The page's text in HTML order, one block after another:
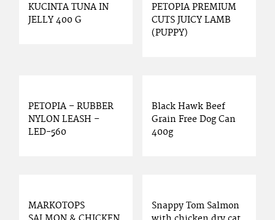
KUCINTA TUNA IN
JELLY 400 G
PETOPIA PREMIUM
CUTS JUICY LAMB
(PUPPY)
PETOPIA – RUBBER
NYLON LEASH –
LED-560
Black Hawk Beef
Grain Free Dog Can
400g
MARKOTOPS
Snappy Tom Salmon